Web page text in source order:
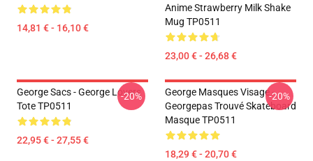
14,81 € - 16,10 €
Anime Strawberry Milk Shake
Mug TP0511
23,00 € - 26,68 €
George Sacs - George Lovers
Tote TP0511
22,95 € - 27,55 €
-20%
George Masques Visage -
Georgepas Trouvé Skateboard
Masque TP0511
18,29 € - 20,70 €
-20%